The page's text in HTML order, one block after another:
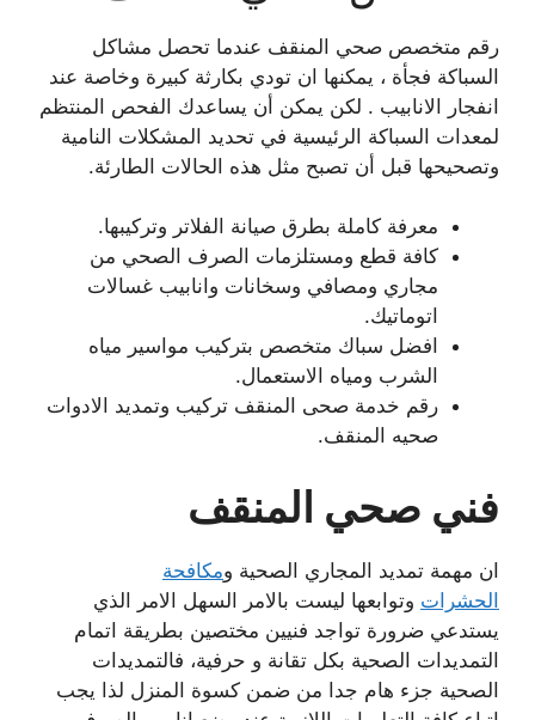
رقم متخصص صحي المنقف عندما تحصل مشاكل
السباكة فجأة ، يمكنها ان تودي بكارثة كبيرة وخاصة عند
انفجار الانابيب . لكن يمكن أن يساعدك الفحص المنتظم
لمعدات السباكة الرئيسية في تحديد المشكلات النامية
وتصحيحها قبل أن تصبح مثل هذه الحالات الطارئة.
معرفة كاملة بطرق صيانة الفلاتر وتركيبها.
كافة قطع ومستلزمات الصرف الصحي من
مجاري ومصافي وسخانات وانابيب غسالات
اتوماتيك.
افضل سباك متخصص بتركيب مواسير مياه
الشرب ومياه الاستعمال.
رقم خدمة صحى المنقف تركيب وتمديد الادوات
صحيه المنقف.
فني صحي المنقف
ان مهمة تمديد المجاري الصحية ومكافحة
الحشرات وتوابعها ليست بالامر السهل الامر الذي
يستدعي ضرورة تواجد فنيين مختصين بطريقة اتمام
التمديدات الصحية بكل تقانة و حرفية، فالتمديدات
الصحية جزء هام جدا من ضمن كسوة المنزل لذا يجب